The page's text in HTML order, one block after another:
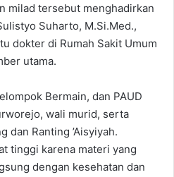
milad tersebut menghadirkan
Suharto, M.Si.Med.,
dokter di Rumah Sakit Umum
utama.
Bermain, dan PAUD
wali murid, serta
dan Ranting ’Aisyiyah.
tinggi karena materi yang
dengan kesehatan dan